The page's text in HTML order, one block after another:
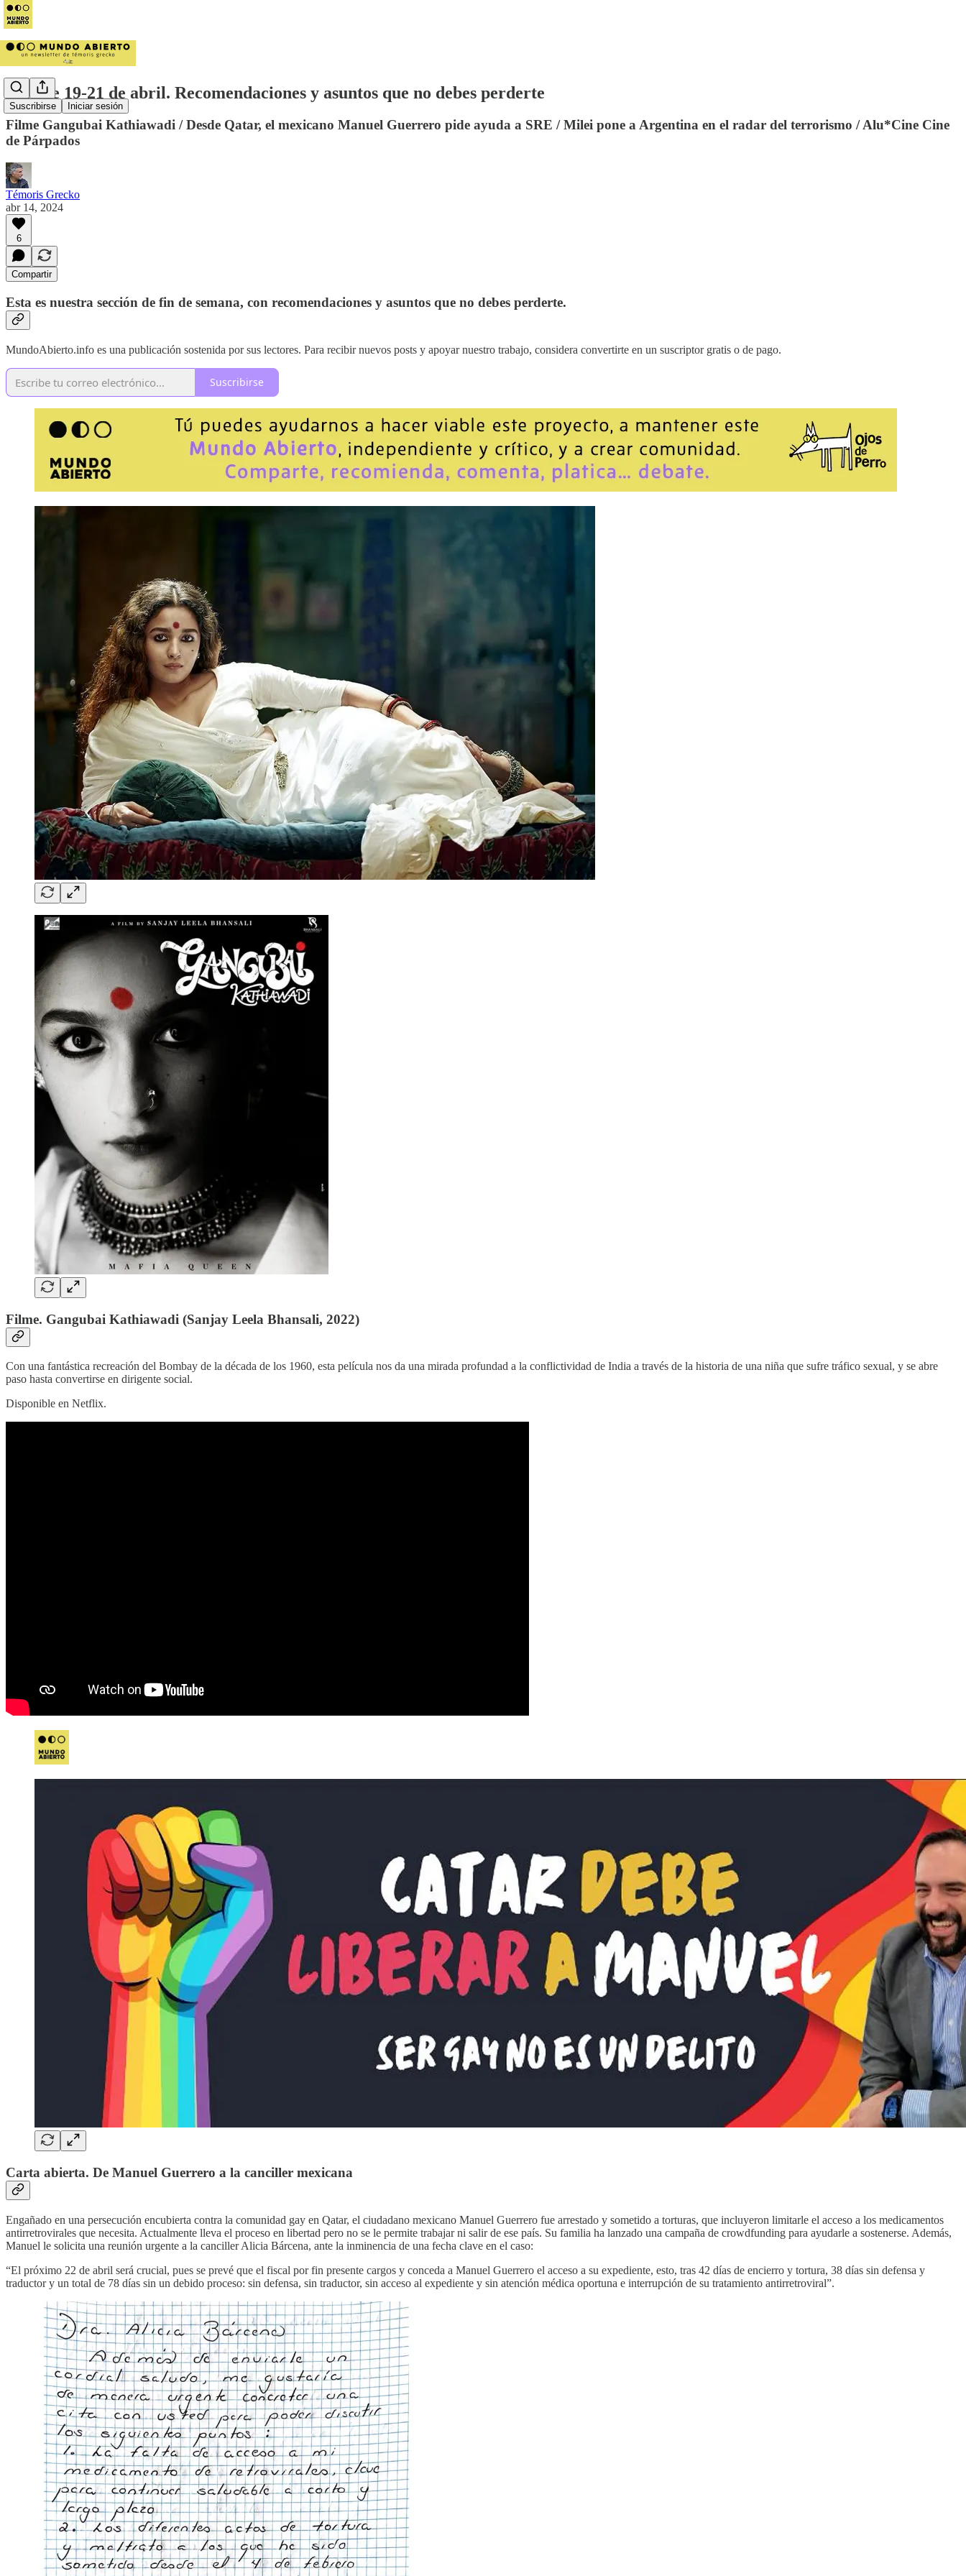
Suscribirse Iniciar sesión
#FinDe 19-21 de abril. Recomendaciones y asuntos que no debes perderte
Filme Gangubai Kathiawadi / Desde Qatar, el mexicano Manuel Guerrero pide ayuda a SRE / Milei pone a Argentina en el radar del terrorismo / Alu*Cine Cine
de Párpados
Témoris Grecko
abr 14, 2024
6
Compartir
Esta es nuestra sección de fin de semana, con recomendaciones y asuntos que no debes perderte.
MundoAbierto.info es una publicación sostenida por sus lectores. Para recibir nuevos posts y apoyar nuestro trabajo, considera convertirte en un suscriptor gratis o de pago.
Suscribirse
Filme. Gangubai Kathiawadi (Sanjay Leela Bhansali, 2022)
Con una fantástica recreación del Bombay de la década de los 1960, esta película nos da una mirada profundad a la conflictividad de India a través de la historia de una niña que sufre tráfico sexual, y se abre
paso hasta convertirse en dirigente social.
Disponible en Netflix.
Carta abierta. De Manuel Guerrero a la canciller mexicana
Engañado en una persecución encubierta contra la comunidad gay en Qatar, el ciudadano mexicano Manuel Guerrero fue arrestado y sometido a torturas, que incluyeron limitarle el acceso a los medicamentos
antirretrovirales que necesita. Actualmente lleva el proceso en libertad pero no se le permite trabajar ni salir de ese país. Su familia ha lanzado una campaña de crowdfunding para ayudarle a sostenerse. Además,
Manuel le solicita una reunión urgente a la canciller Alicia Bárcena, ante la inminencia de una fecha clave en el caso:
“El próximo 22 de abril será crucial, pues se prevé que el fiscal por fin presente cargos y conceda a Manuel Guerrero el acceso a su expediente, esto, tras 42 días de encierro y tortura, 38 días sin defensa y
traductor y un total de 78 días sin un debido proceso: sin defensa, sin traductor, sin acceso al expediente y sin atención médica oportuna e interrupción de su tratamiento antirretroviral”.